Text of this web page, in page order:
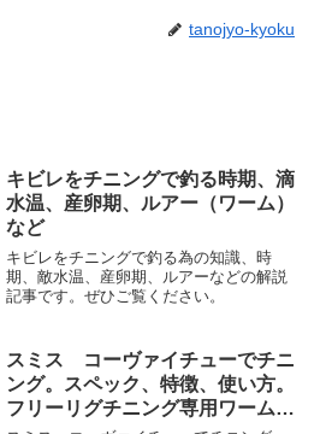
tanojyo-kyoku
キビレをチニングで釣る時期、滴
水温、産卵期、ルアー（ワーム）
など
キビレをチニングで釣る為の知識、時
期、敵水温、産卵期、ルアーなどの解説
記事です。ぜひご覧ください。
スミス コーヴァイチューでチニ
ング。スペック、特徴、使い方。
フリーリグチニング専用ワームで